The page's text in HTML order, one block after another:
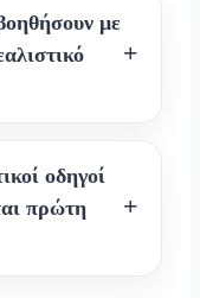
με
οδηγοί
πρώτη